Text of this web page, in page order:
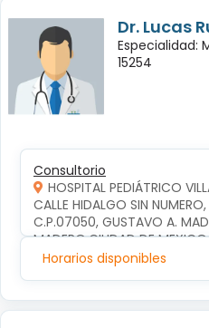
Dr. Lucas
Especialidad:
15254
Consultorio
HOSPITAL PEDIÁTRICO
CALLE HIDALGO SIN
C.P.07050, GUSTAVO A.
MADERO,CIUDAD DE MEXICO
Horarios disponibles